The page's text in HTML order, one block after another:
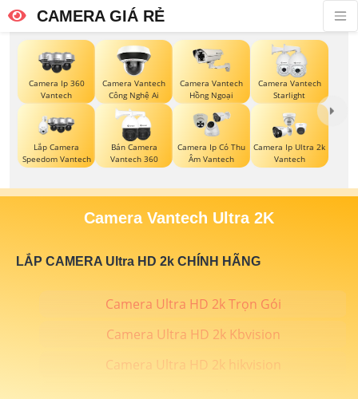
CAMERA GIÁ RẺ
Camera Ip 360
Vantech
Camera Vantech
Công Nghệ Ai
Camera Vantech
Hồng Ngoại
Camera Vantech
Starlight
Lắp Camera
Speedom Vantech
Bán Camera
Vantech 360
Camera Ip Có Thu
Âm Vantech
Camera Ip Ultra 2k
Vantech
Camera Vantech Ultra 2K
LẮP CAMERA Ultra HD 2k CHÍNH HÃNG
Camera Ultra HD 2k Trọn Gói
Camera Ultra HD 2k Kbvision
Camera Ultra HD 2k hikvision